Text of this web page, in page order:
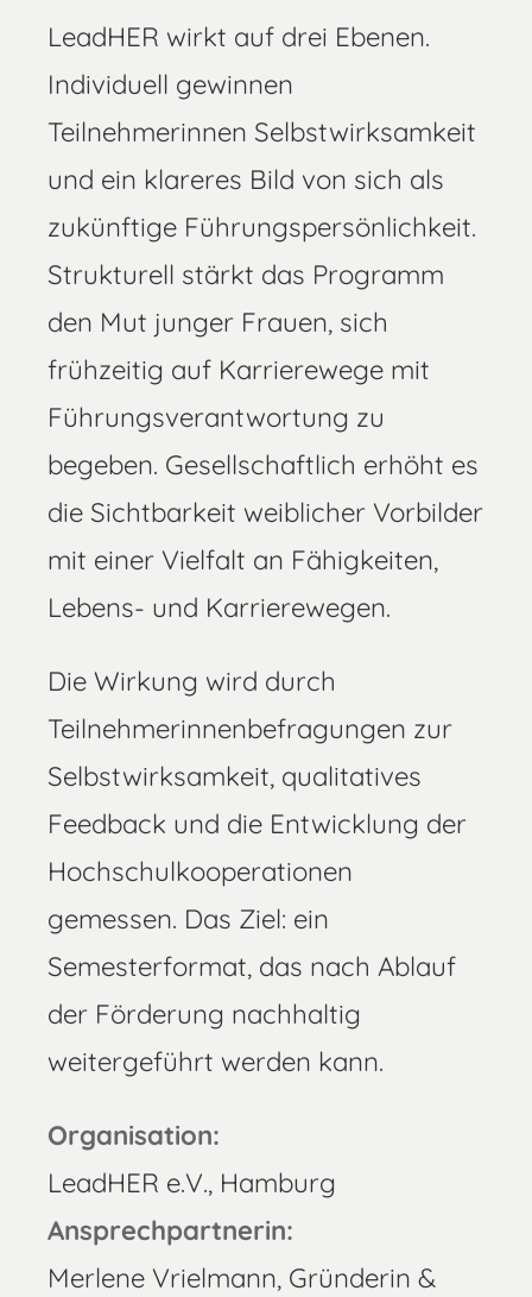
LeadHER wirkt auf drei Ebenen.
Individuell gewinnen
Teilnehmerinnen Selbstwirksamkeit
und ein klareres Bild von sich als
zukünftige Führungspersönlichkeit.
Strukturell stärkt das Programm
den Mut junger Frauen, sich
frühzeitig auf Karrierewege mit
Führungsverantwortung zu
begeben. Gesellschaftlich erhöht es
die Sichtbarkeit weiblicher Vorbilder
mit einer Vielfalt an Fähigkeiten,
Lebens- und Karrierewegen.
Die Wirkung wird durch
Teilnehmerinnenbefragungen zur
Selbstwirksamkeit, qualitatives
Feedback und die Entwicklung der
Hochschulkooperationen
gemessen. Das Ziel: ein
Semesterformat, das nach Ablauf
der Förderung nachhaltig
weitergeführt werden kann.
Organisation:
LeadHER e.V., Hamburg
Ansprechpartnerin:
Merlene Vrielmann, Gründerin &